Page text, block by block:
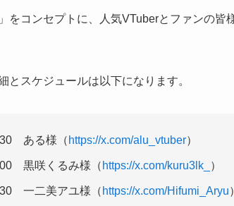
をコンセプトに、人気VTuberとファンの
とスケジュールは以下になります。
ある様（ https://x.com/alu_vtuber）
黒咲くるみ様（ https://x.com/kuru3lk_ ）
一二美アユ様（ https://x.com/Hifumi_Aryu）